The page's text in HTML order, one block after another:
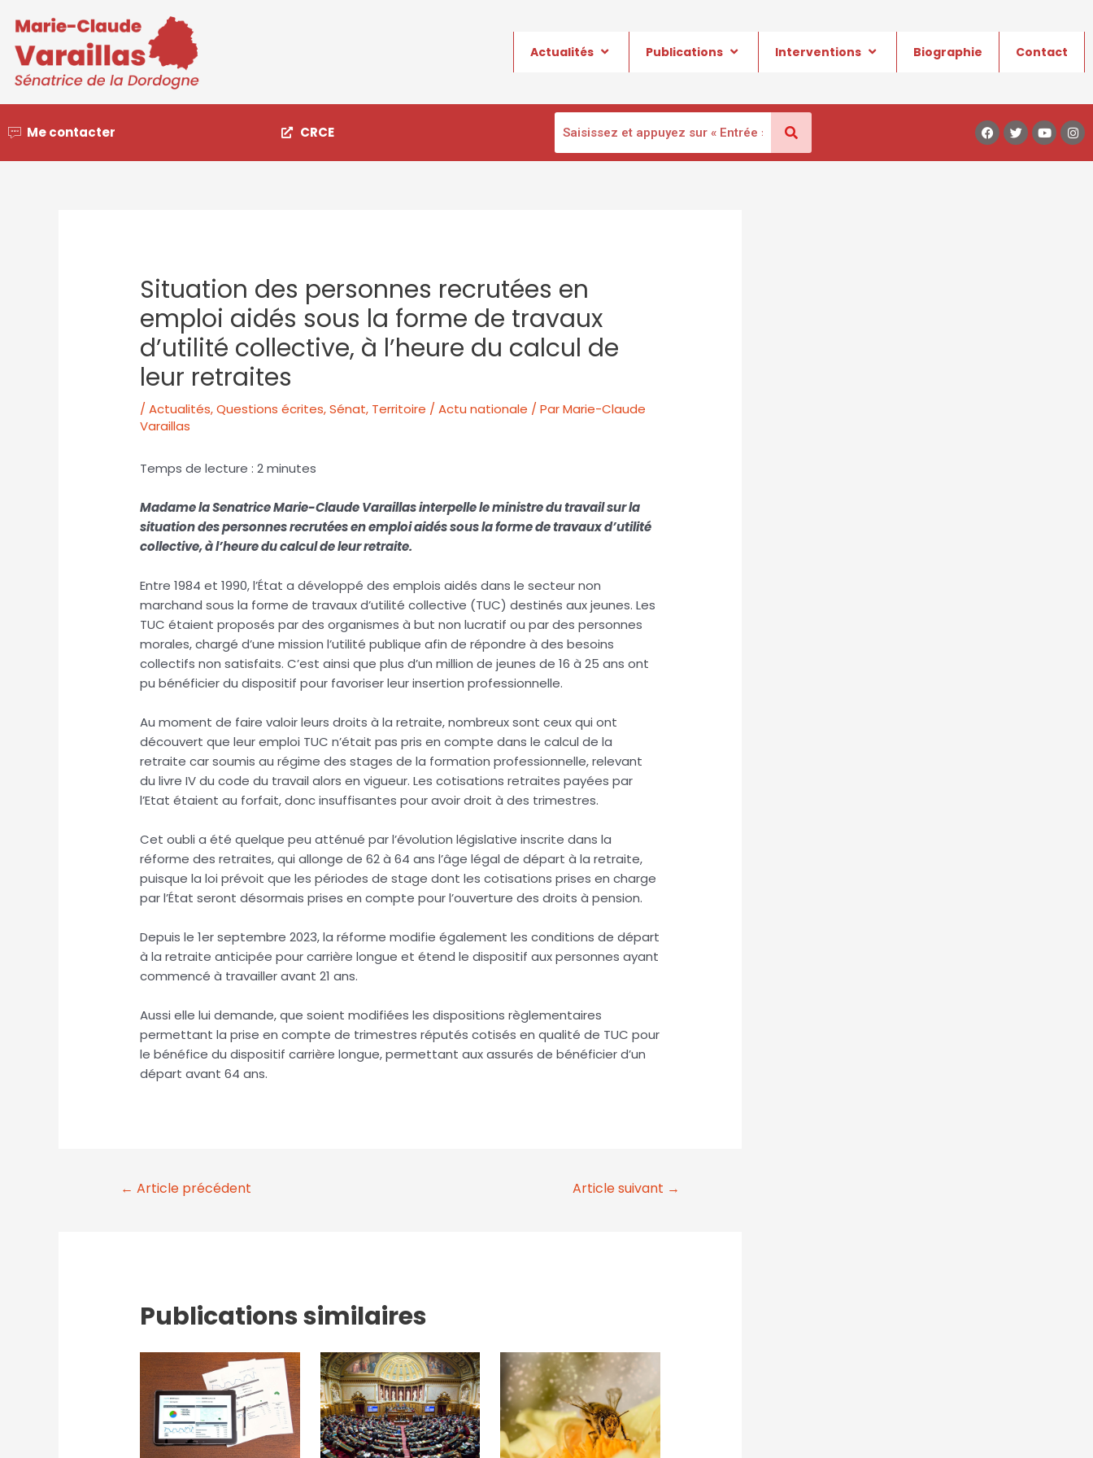
Actualités Publications Interventions Biographie Contact
Me contacter CRCE
Situation des personnes recrutées en
emploi aidés sous la forme de travaux
d’utilité collective, à l’heure du calcul de
leur retraites
/Actualités,Questions écrites,Sénat, Territoire / Actu nationale / ParMarie-Claude
Varaillas
Temps de lecture :2minutes
Madame la Senatrice Marie-Claude Varaillas interpelle le ministre du travail sur la
situation des personnes recrutées en emploi aidés sous la forme de travaux d’utilité
collective, à l’heure du calcul de leur retraite.
Entre 1984 et 1990, l’État a développé des emplois aidés dans le secteur non
marchand sous la forme de travaux d’utilité collective (TUC) destinés aux jeunes. Les
TUC étaient proposés par des organismes à but non lucratif ou par des personnes
morales, chargé d’une mission l’utilité publique afin de répondre à des besoins
collectifs non satisfaits. C’est ainsi que plus d’un million de jeunes de 16 à 25 ans ont
pu bénéficier du dispositif pour favoriser leur insertion professionnelle.
Au moment de faire valoir leurs droits à la retraite, nombreux sont ceux qui ont
découvert que leur emploi TUC n’était pas pris en compte dans le calcul de la
retraite car soumis au régime des stages de la formation professionnelle, relevant
du livre IV du code du travail alors en vigueur. Les cotisations retraites payées par
l’Etat étaient au forfait, donc insuffisantes pour avoir droit à des trimestres.
Cet oubli a été quelque peu atténué par l’évolution législative inscrite dans la
réforme des retraites, qui allonge de 62 à 64 ans l’âge légal de départ à la retraite,
puisque la loi prévoit que les périodes de stage dont les cotisations prises en charge
par l’État seront désormais prises en compte pour l’ouverture des droits à pension.
Depuis le 1er septembre 2023, la réforme modifie également les conditions de départ
à la retraite anticipée pour carrière longue et étend le dispositif aux personnes ayant
commencé à travailler avant 21 ans.
Aussi elle lui demande, que soient modifiées les dispositions règlementaires
permettant la prise en compte de trimestres réputés cotisés en qualité de TUC pour
le bénéfice du dispositif carrière longue, permettant aux assurés de bénéficier d’un
départ avant 64 ans.
← Article précédent Article suivant →
Publications similaires